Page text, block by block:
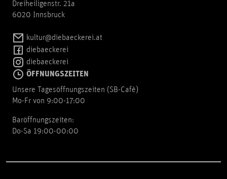
Dreiheiligenstr. 21a
6020 Innsbruck
kultur@diebaeckerei.at
diebaeckerei
diebaeckerei
ÖFFNUNGSZEITEN
Unsere Tagesöffnungszeiten (SB-Cafè)
Mo-Fr von 9:00-17:00
Baröffnungszeiten:
Do-Sa 19:00-00:00